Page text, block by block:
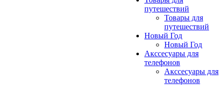
путешествий
Товары для
путешествий
Новый Год
Новый Год
Акссесуары для
телефонов
Акссесуары для
телефонов